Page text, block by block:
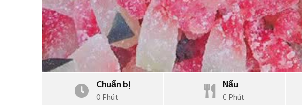
Chuẩn bị
0 Phút
Nấu
0 Phút